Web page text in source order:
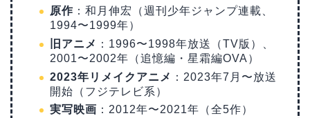
原作 ：和月伸宏（週刊少年ジャンプ連載、
1994〜1999年）
旧アニメ ：1996〜1998年放送（TV版）、
2001〜2002年（追憶編・星霜編OVA）
2023年リメイクアニメ ：2023年7月〜放送
開始（フジテレビ系）
実写映画 ：2012年〜2021年（全5作）